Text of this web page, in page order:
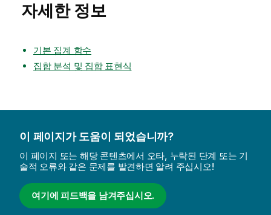
자세한 정보
기본 집계 함수
집합 분석 및 집합 표현식
이 페이지가 도움이 되었습니까?
이 페이지 또는 해당 콘텐츠에서 오타, 누락된 단계 또는 기
술적 오류와 같은 문제를 발견하면 알려 주십시오!
여기에 피드백을 남겨주십시오.